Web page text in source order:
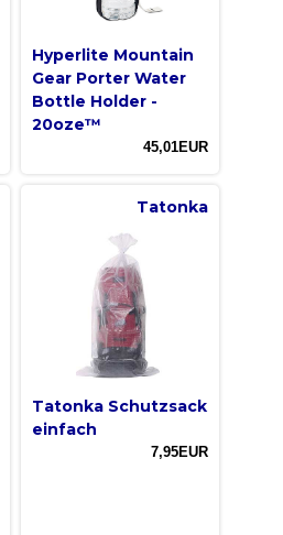
Hyperlite Mountain
Gear Porter Water
Bottle Holder -
20oze™
45,01EUR
Tatonka
Tatonka Schutzsack
einfach
7,95EUR